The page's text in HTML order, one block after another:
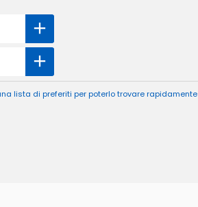
lista di preferiti per poterlo trovare rapidamente